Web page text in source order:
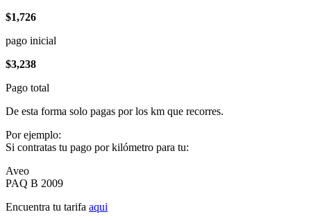
$1,726
pago inicial
$3,238
Pago total
De esta forma solo pagas por los km que recorres.
Por ejemplo:
Si contratas tu pago por kilómetro para tu:
Aveo
PAQ B 2009
Encuentra tu tarifa aqui